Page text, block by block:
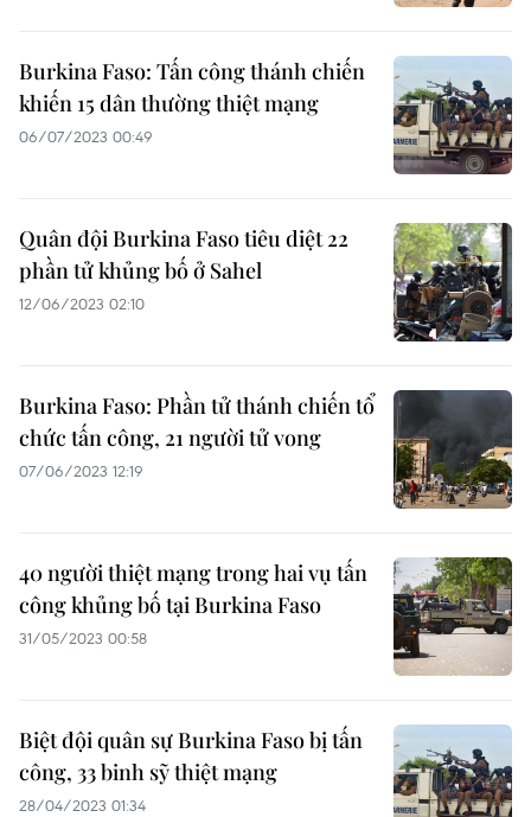
Burkina Faso: Tấn công thánh chiến
khiến 15 dân thường thiệt mạng
06/07/2023 00:49
Quân đội Burkina Faso tiêu diệt 22
phần tử khủng bố ở Sahel
12/06/2023 02:10
Burkina Faso: Phần tử thánh chiến tổ
chức tấn công, 21 người tử vong
07/06/2023 12:19
40 người thiệt mạng trong hai vụ tấn
công khủng bố tại Burkina Faso
31/05/2023 00:58
Biệt đội quân sự Burkina Faso bị tấn
công, 33 binh sỹ thiệt mạng
28/04/2023 01:34